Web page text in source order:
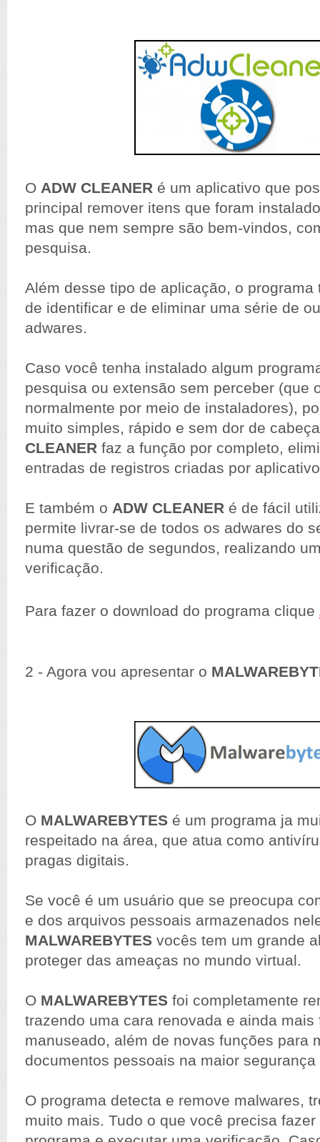
O ADW CLEANER é um aplicativo que
principal remover itens que foram
mas que nem sempre são bem-vindos,
pesquisa.
Além desse tipo de aplicação, o programa
de identificar e de eliminar uma série de
adwares.
Caso você tenha instalado algum
pesquisa ou extensão sem perceber (que
normalmente por meio de instaladores),
muito simples, rápido e sem dor de
CLEANER faz a função por completo,
entradas de registros criadas por
E também o ADW CLEANER é de fácil
permite livrar-se de todos os adwares do
numa questão de segundos, realizando
verificação.
Para fazer o download do programa clique
2 - Agora vou apresentar o
O MALWAREBYTES é um programa ja
respeitado na área, que atua como
pragas digitais.
Se você é um usuário que se preocupa
e dos arquivos pessoais armazenados
MALWAREBYTES vocês tem um grande
proteger das ameaças no mundo virtual.
O MALWAREBYTES foi completamente
trazendo uma cara renovada e ainda mais
manuseado, além de novas funções para
documentos pessoais na maior
O programa detecta e remove malwares,
muito mais. Tudo o que você precisa